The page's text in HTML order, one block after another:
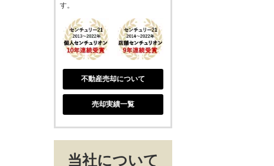
す。
不動産売却について
売却実績一覧
当社について